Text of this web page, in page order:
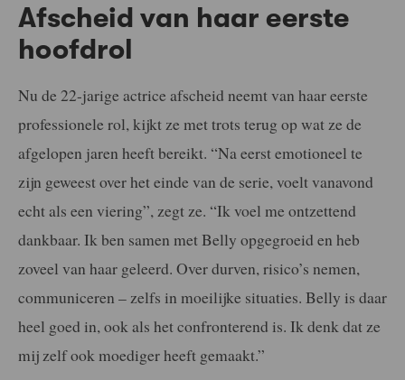
Afscheid van haar eerste
hoofdrol
Nu de 22-jarige actrice afscheid neemt van haar eerste
professionele rol, kijkt ze met trots terug op wat ze de
afgelopen jaren heeft bereikt. “Na eerst emotioneel te
zijn geweest over het einde van de serie, voelt vanavond
echt als een viering”, zegt ze. “Ik voel me ontzettend
dankbaar. Ik ben samen met Belly opgegroeid en heb
zoveel van haar geleerd. Over durven, risico’s nemen,
communiceren – zelfs in moeilijke situaties. Belly is daar
heel goed in, ook als het confronterend is. Ik denk dat ze
mij zelf ook moediger heeft gemaakt.”